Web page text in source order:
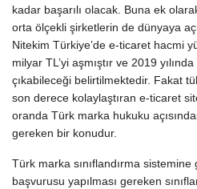
kadar başarılı olacak. Buna ek
orta ölçekli şirketlerin de dünyaya
Nitekim Türkiye’de e-ticaret hacmi
milyar TL’yi aşmıştır ve 2019
çıkabileceği belirtilmektedir. Fakat
son derece kolaylaştıran e-ticaret
oranda Türk marka hukuku
gereken bir konudur.
Türk marka sınıflandırma
başvurusu yapılması gereken